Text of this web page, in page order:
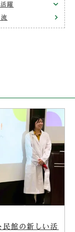
躍
館の新しい活